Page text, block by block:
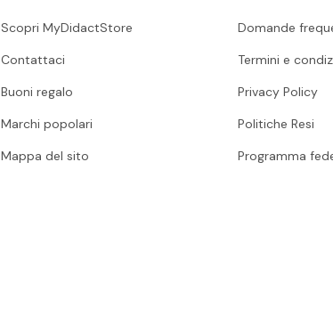
Scopri MyDidactStore
Contattaci
Buoni regalo
Marchi popolari
Mappa del sito
Domande
Termini e
Privacy Policy
Politiche Resi
Programma